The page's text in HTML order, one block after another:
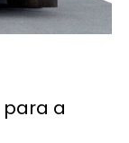
para a